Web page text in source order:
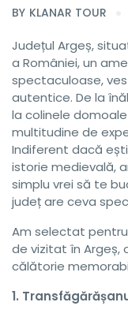
BY KLANAR TOUR
Județul Argeș,
a României, un
spectaculoase,
autentice. De la
la colinele
multitudine de
Indiferent dacă
istorie medievală,
simplu vrei să te
județ are ceva
Am selectat
de vizitat în Argeș,
călătorie
1.